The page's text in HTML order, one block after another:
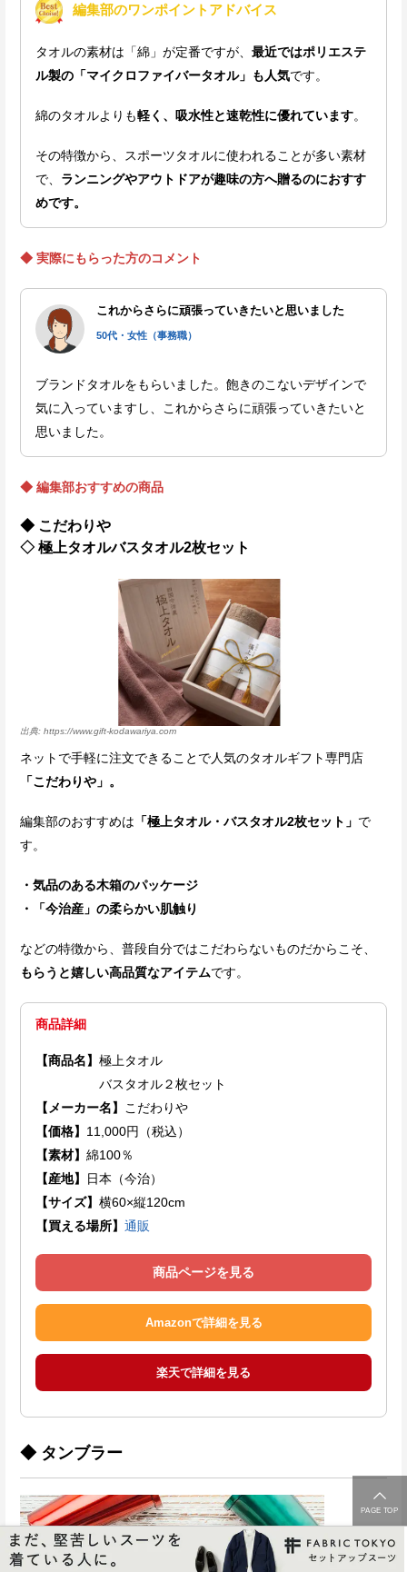
編集部のワンポイントアドバイス
タオルの素材は「綿」が定番ですが、 最近ではポリエステ
ル製の「マイクロファイバータオル」も人気です。
綿のタオルよりも軽く、吸水性と速乾性に優れています。
その特徴から、スポーツタオルに使われることが多い素材
で、 ランニングやアウトドアが趣味の方へ贈るのにおすす
めです。
◆ 実際にもらった方のコメント
これからさらに頑張っていきたいと思いました
50代・女性（事務職）
ブランドタオルをもらいました。飽きのこないデザインで
気に入っていますし、これからさらに頑張っていきたいと
思いました。
◆ 編集部おすすめの商品
◆ こだわりや
◇ 極上タオルバスタオル2枚セット
https://www.gift-kodawariya.com
ネットで手軽に注文できることで人気のタオルギフト専門店
「こだわりや」。
編集部のおすすめは 「極上タオル・バスタオル2枚セット」 で
す。
・気品のある木箱のパッケージ
・「今治産」の柔らかい肌触り
などの特徴から、普段自分ではこだわらないものだからこそ、
もらうと嬉しい高品質なアイテムです。
商品詳細
【商品名】 極上タオル
バスタオル２枚セット
【メーカー名】
こだわりや
【価格】 11,000円（税込）
【素材】 綿100％
【産地】
日本（今治）
【サイズ】 横60×縦120cm
【買える場所】 通販
商品ページを見る
Amazonで詳細を見る
楽天で詳細を見る
◆ タンブラー
PAGE TOP